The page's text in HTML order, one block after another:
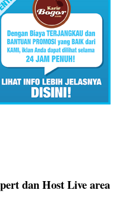
dan Host Live area